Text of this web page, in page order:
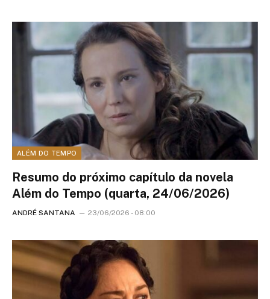
ALÉM DO TEMPO
Resumo do próximo capítulo da novela
Além do Tempo (quarta, 24/06/2026)
ANDRÉ SANTANA 23/06/2026 - 08:00